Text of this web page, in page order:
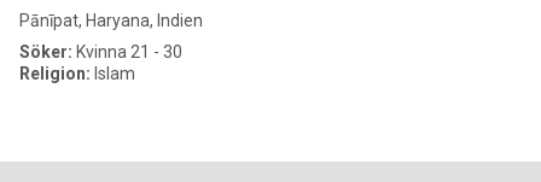
Pānīpat, Haryana, Indien
Söker: Kvinna 21 - 30
Religion: Islam